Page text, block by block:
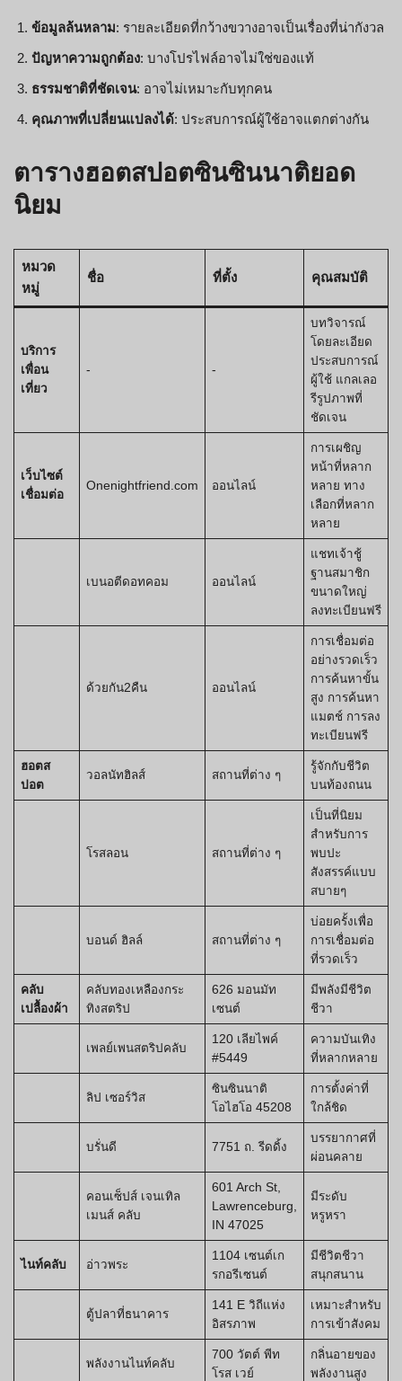
ข้อมูลล้นหลาม: รายละเอียดที่กว้างขวางอาจเป็นเรื่องที่น่ากังวล
ปัญหาความถูกต้อง: บางโปรไฟล์อาจไม่ใช่ของแท้
ธรรมชาติที่ชัดเจน: อาจไม่เหมาะกับทุกคน
คุณภาพที่เปลี่ยนแปลงได้: ประสบการณ์ผู้ใช้อาจแตกต่างกัน
ตารางฮอตสปอตซินซินนาติยอด
นิยม
หมวด
หมู่
ชื่อ ที่ตั้ง คุณสมบัติ
บริการ
เพื่อน
เที่ยว
- -
บทวิจารณ์
โดยละเอียด
ประสบการณ์
ผู้ใช้ แกลเลอ
รีรูปภาพที่
ชัดเจน
เว็บไซต์
เชื่อมต่อ
Onenightfriend.com ออนไลน์
การเผชิญ
หน้าที่หลาก
หลาย ทาง
เลือกที่หลาก
หลาย
เบนอตีดอทคอม ออนไลน์
แชทเจ้าชู้
ฐานสมาชิก
ขนาดใหญ่
ลงทะเบียนฟรี
ด้วยกัน2คืน ออนไลน์
การเชื่อมต่อ
อย่างรวดเร็ว
การค้นหาขั้น
สูง การค้นหา
แมตช์ การลง
ทะเบียนฟรี
ฮอตส
ปอต
วอลนัทฮิลส์ สถานที่ต่าง ๆ
รู้จักกับชีวิต
บนท้องถนน
โรสลอน สถานที่ต่าง ๆ
เป็นที่นิยม
สำหรับการ
พบปะ
สังสรรค์แบบ
สบายๆ
บอนด์ ฮิลล์ สถานที่ต่าง ๆ
บ่อยครั้งเพื่อ
การเชื่อมต่อ
ที่รวดเร็ว
คลับ
เปลื้องผ้า
คลับทองเหลืองกระ
ทิงสตริป
626 มอนมัท
เซนต์
มีพลังมีชีวิต
ชีวา
เพลย์เพนสตริปคลับ
120 เลียไพค์
#5449
ความบันเทิง
ที่หลากหลาย
ลิป เซอร์วิส
ซินซินนาติ
โอไฮโอ 45208
การตั้งค่าที่
ใกล้ชิด
บรั่นดี 7751 ถ. รีดดิ้ง
บรรยากาศที่
ผ่อนคลาย
คอนเซ็ปส์ เจนเทิล
เมนส์ คลับ
601 Arch St,
Lawrenceburg,
IN 47025
มีระดับ
หรูหรา
ไนท์คลับ อ่าวพระ
1104 เซนต์เก
รกอรีเซนต์
มีชีวิตชีวา
สนุกสนาน
ตู้ปลาที่ธนาคาร
141 E วิถีแห่ง
อิสรภาพ
เหมาะสำหรับ
การเข้าสังคม
พลังงานไนท์คลับ
700 วัตต์ พีท
โรส เวย์
กลิ่นอายของ
พลังงานสูง